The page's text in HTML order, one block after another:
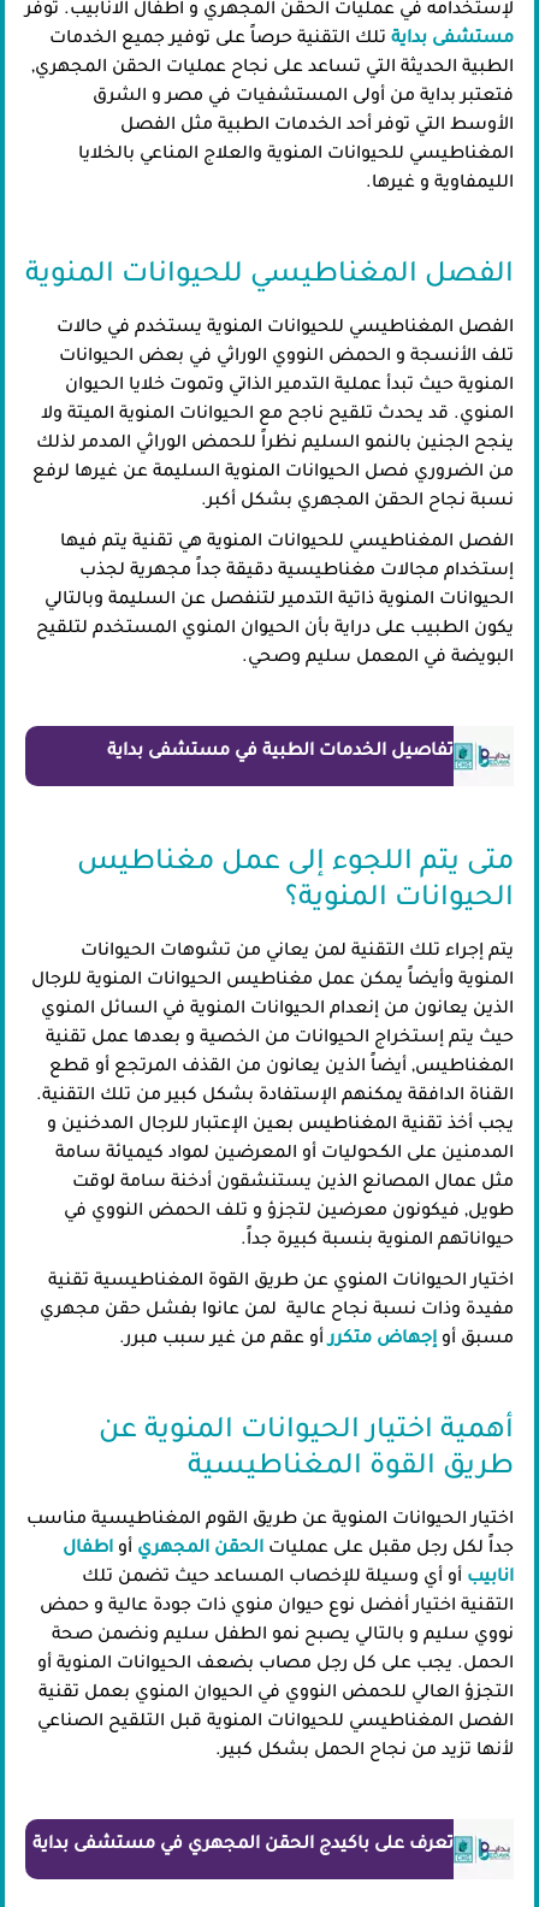
لإستخدامه في عمليات الحقن المجهري و اطفال الانابيب. توفر
مستشفى بداية تلك التقنية حرصاً على توفير جميع الخدمات
الطبية الحديثة التي تساعد على نجاح عمليات الحقن المجهري,
فتعتبر بداية من أولى المستشفيات في مصر و الشرق
الأوسط التي توفر أحد الخدمات الطبية مثل الفصل
المغناطيسي للحيوانات المنوية والعلاج المناعي بالخلايا
الليمفاوية و غيرها.
الفصل المغناطيسي للحيوانات المنوية
الفصل المغناطيسي للحيوانات المنوية يستخدم في حالات
تلف الأنسجة و الحمض النووي الوراثي في بعض الحيوانات
المنوية حيث تبدأ عملية التدمير الذاتي وتموت خلايا الحيوان
المنوي. قد يحدث تلقيح ناجح مع الحيوانات المنوية الميتة ولا
ينجح الجنين بالنمو السليم نظراً للحمض الوراثي المدمر لذلك
من الضروري فصل الحيوانات المنوية السليمة عن غيرها لرفع
نسبة نجاح الحقن المجهري بشكل أكبر.
الفصل المغناطيسي للحيوانات المنوية هي تقنية يتم فيها
إستخدام مجالات مغناطيسية دقيقة جداً مجهرية لجذب
الحيوانات المنوية ذاتية التدمير لتنفصل عن السليمة وبالتالي
يكون الطبيب على دراية بأن الحيوان المنوي المستخدم لتلقيح
البويضة في المعمل سليم وصحي.
تفاصيل الخدمات الطبية في مستشفى بداية
متى يتم اللجوء إلى عمل مغناطيس
الحيوانات المنوية؟
يتم إجراء تلك التقنية لمن يعاني من تشوهات الحيوانات
المنوية وأيضاً يمكن عمل مغناطيس الحيوانات المنوية للرجال
الذين يعانون من إنعدام الحيوانات المنوية في السائل المنوي
حيث يتم إستخراج الحيوانات من الخصية و بعدها عمل تقنية
المغناطيس, أيضاً الذين يعانون من القذف المرتجع أو قطع
القناة الدافقة يمكنهم الإستفادة بشكل كبير من تلك التقنية.
يجب أخذ تقنية المغناطيس بعين الإعتبار للرجال المدخنين و
المدمنين على الكحوليات أو المعرضين لمواد كيميائة سامة
مثل عمال المصانع الذين يستنشقون أدخنة سامة لوقت
طويل, فيكونون معرضين لتجزؤ و تلف الحمض النووي في
حيواناتهم المنوية بنسبة كبيرة جداً.
اختيار الحيوانات المنوي عن طريق القوة المغناطيسية تقنية
مفيدة وذات نسبة نجاح عالية لمن عانوا بفشل حقن مجهري
مسبق أو إجهاض متكررأو عقم من غير سبب مبرر.
أهمية اختيار الحيوانات المنوية عن
طريق القوة المغناطيسية
اختيار الحيوانات المنوية عن طريق القوم المغناطيسية مناسب
جداً لكل رجل مقبل على عمليات الحقن المجهري أو اطفال
انابيب أو أي وسيلة للإخصاب المساعد حيث تضمن تلك
التقنية اختيار أفضل نوع حيوان منوي ذات جودة عالية و حمض
نووي سليم و بالتالي يصبح نمو الطفل سليم ونضمن صحة
الحمل. يجب على كل رجل مصاب بضعف الحيوانات المنوية أو
التجزؤ العالي للحمض النووي في الحيوان المنوي بعمل تقنية
الفصل المغناطيسي للحيوانات المنوية قبل التلقيح الصناعي
لأنها تزيد من نجاح الحمل بشكل كبير.
تعرف على باكيدج الحقن المجهري في مستشفى بداية